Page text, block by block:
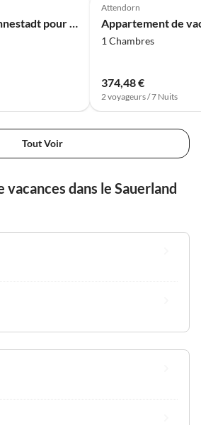
Attendorn
1 Chambres
374,48 €
2 voyageurs / 7 Nuits
Tout Voir
dans le Sauerland